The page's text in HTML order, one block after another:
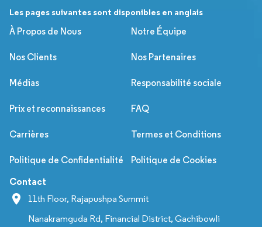
Les pages suivantes sont disponibles en anglais
À Propos de Nous
Notre Équipe
Nos Clients Nos Partenaires
Médias Responsabilité sociale
Prix et reconnaissances FAQ
Carrières Termes et Conditions
Politique de Confidentialité Politique de Cookies
Contact
11th Floor, Rajapushpa Summit
Nanakramguda Rd, Financial District, Gachibowli